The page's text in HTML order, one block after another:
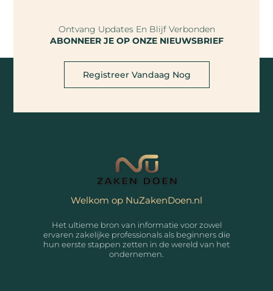
Ontvang Updates En Blijf Verbonden
ABONNEER JE OP ONZE NIEUWSBRIEF
Registreer Vandaag Nog
Welkom op NuZakenDoen.nl
Het ultieme bron van informatie voor zowel
ervaren zakelijke professionals als beginners die
hun eerste stappen zetten in de wereld van het
ondernemen.